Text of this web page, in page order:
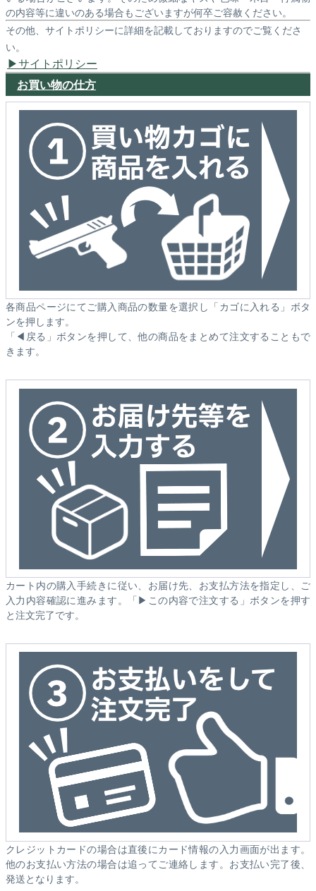
の内容等に違いのある場合もございますが何卒ご容赦ください。
その他、サイトポリシーに詳細を記載しておりますのでご覧くださ
い。
サイトポリシー
お買い物の仕方
各商品ページにてご購入商品の数量を選択し「カゴに入れる」ボタ
ンを押します。
「◀戻る」ボタンを押して、他の商品をまとめて注文することもで
きます。
カート内の購入手続きに従い、お届け先、お支払方法を指定し、ご
入力内容確認に進みます。「▶この内容で注文する」ボタンを押す
と注文完了です。
クレジットカードの場合は直後にカード情報の入力画面が出ます。
他のお支払い方法の場合は追ってご連絡します。お支払い完了後、
発送となります。